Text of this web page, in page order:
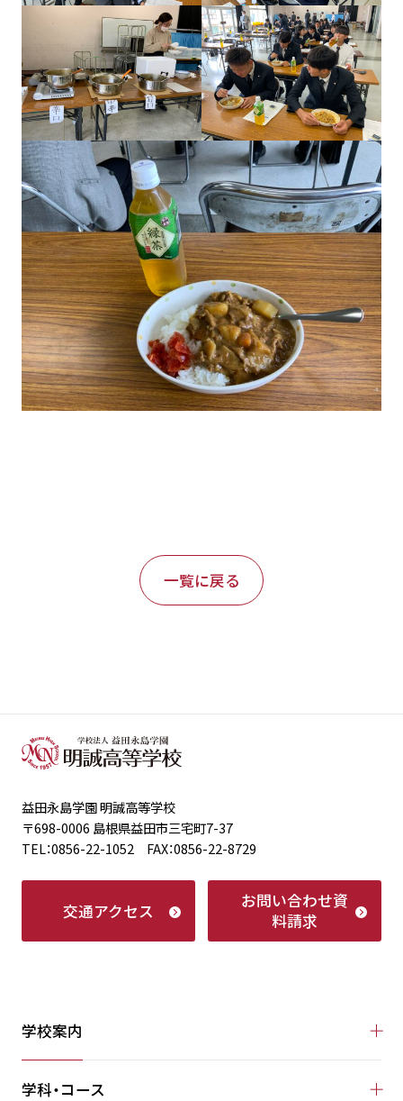
一覧に戻る
益田永島学園 明誠高等学校
〒698-0006 島根県益田市三宅町7-37
TEL：0856-22-1052 FAX：0856-22-8729
交通アクセス お問い合わせ資
料請求
学校案内
学科・コース